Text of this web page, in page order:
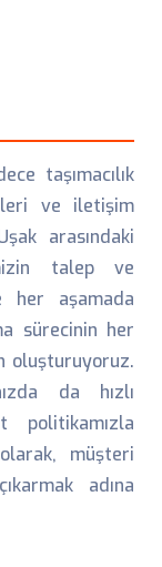
taşımacılık
ve iletişim
arasındaki
talep ve
her aşamada
sürecinin her
oluşturuyoruz.
da hızlı
politikamızla
müşteri
adına